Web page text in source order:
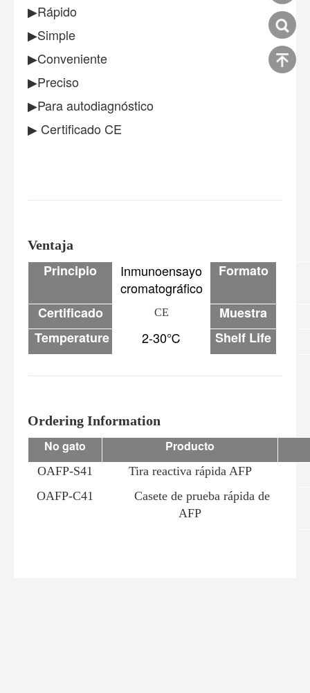
▶Rápido
▶Simple
▶Conveniente
▶Preciso
▶Para autodiagnóstico
▶ Certificado CE
Ventaja
Principio
Inmunoensayo
cromatográfico
Formato
Certificado CE
Muestra
Temperature
2-30℃ Shelf Life
Ordering Information
No gato Producto
OAFP-S41 Tira reactiva rápida AFP
OAFP-C41
Casete de prueba rápida de
AFP